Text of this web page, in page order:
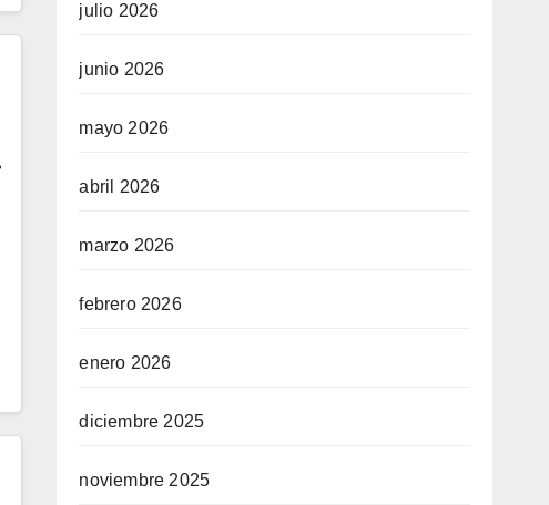
julio 2026
junio 2026
mayo 2026
abril 2026
marzo 2026
febrero 2026
enero 2026
diciembre 2025
noviembre 2025